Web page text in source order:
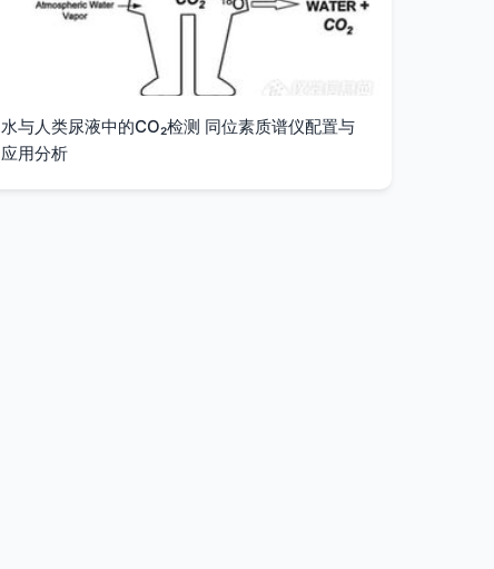
水与人类尿液中的CO₂检测 同位素质谱仪配置与
应用分析